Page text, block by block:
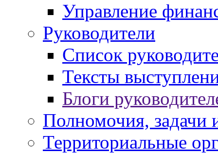
Управление
Руководители
Список
Тексты
Блоги
Полномочия, задачи
Территориальные